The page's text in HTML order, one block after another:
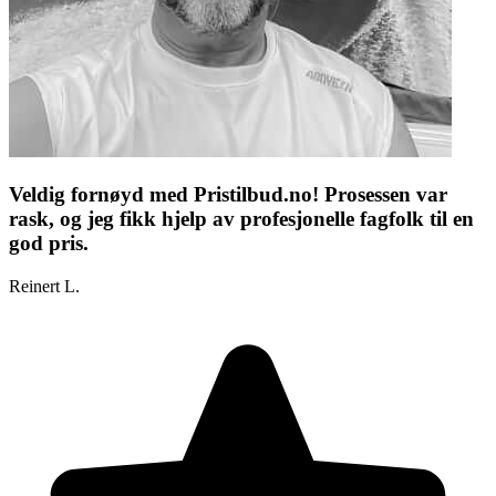
Veldig fornøyd med Pristilbud.no! Prosessen var
rask, og jeg fikk hjelp av profesjonelle fagfolk til en
god pris.
Reinert L.